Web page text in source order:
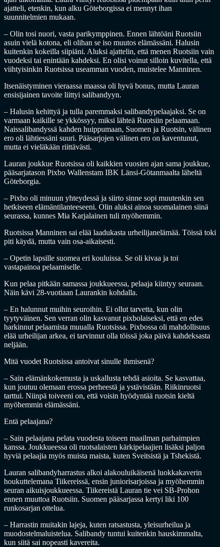
ajatteli, etenkin, kun alku Göteborgissa ei mennyt ihan
suunnitelmien mukaan.
– Olin tosi nuori, vasta parikymppinen. Ennen lähtöäni Ruotsiin
asuin vielä kotona, eli olihan se iso muutos elämässäni. Halusin
kuitenkin kokeilla siipiäni. Aluksi ajattelin, että menen Ruotsiin vain
vuodeksi tai enintään kahdeksi. En olisi voinut silloin kuvitella, että
viihtyisinkin Ruotsissa useamman vuoden, muistelee Manninen.
Itsenäistyminen vieraassa maassa oli hyvä bonus, mutta Lauran
ensisijainen tavoite liittyi salibandyyn.
– Halusin kehittyä ja tulla paremmaksi salibandypelaajaksi. Se on
varmaan kaikille se ykkössyy, miksi lähteä Ruotsiin pelaamaan.
Naissalibandyssä kahden huippumaan, Suomen ja Ruotsin, välinen
ero oli lähtiessäni suuri. Pääsarjojen välinen ero on kaventunut,
mutta ei vieläkään riittävästi.
Lauran joukkue Ruotsissa oli kaikkien vuosien ajan sama joukkue,
pääsarjatason Pixbo Wallenstam IBK Länsi-Götanmaalta läheltä
Göteborgia.
– Pixbo oli minuun yhteydessä ja siirto sinne sopi muutenkin sen
hetkiseen elämäntilanteeseeni. Olin aluksi ainoa suomalainen siinä
seurassa, kunnes Mia Karjalainen tuli myöhemmin.
Ruotsissa Manninen sai elää laadukasta urheilijanelämää. Töissä toki
piti käydä, mutta vain osa-aikaisesti.
– Opetin lapsille suomea eri kouluissa. Se oli kivaa ja toi
vastapainoa pelaamiselle.
Kun pelaa pitkään samassa joukkueessa, pelaaja kiintyy seuraan.
Näin kävi 28-vuotiaan Laurankin kohdalla.
– En halunnut muihin seuroihin. Ei ollut tarvetta, kun olin
tyytyväinen. Sen verran olin kasvanut pixbolaiseksi, että en edes
harkinnut pelaamista muualla Ruotsissa. Pixbossa oli mahdollisuus
elää urheilijan arkea, ei tarvinnut olla töissä joka päivä kahdeksasta
neljään.
Mitä vuodet Ruotsissa antoivat sinulle ihmisenä?
– Sain elämänkokemusta ja uskallusta tehdä asioita. Se kasvattaa,
kun joutuu olemaan erossa perheestä ja ystävistään. Riikinruotsi
tarttui. Niinpä toiveeni on, että voisin hyödyntää ruotsin kieltä
myöhemmin elämässäni.
Entä pelaajana?
– Sain pelaajana pelata vuodesta toiseen maailman parhaimpien
kanssa. Joukkueessa oli ruotsalaisten kärkipelaajien lisäksi paljon
hyviä pelaajia myös muista maista, kuten Sveitsistä ja Tshekistä.
Lauran salibandyharrastus alkoi alakouluikäisenä luokkakaverin
houkuttelemana Tiikereissä, ensin juniorisarjoissa ja myöhemmin
seuran aikuisjoukkueessa. Tiikereistä Lauran tie vei SB-Prohon
ennen muuttoa Ruotsiin. Suomen pääsarjassa kertyi liki 100
runkosarjan ottelua.
– Harrastin muitakin lajeja, kuten ratsastusta, yleisurheilua ja
muodostelmaluistelua. Salibandy tuntui kuitenkin hauskimmalta,
kun siitä sai nopeasti kavereita.